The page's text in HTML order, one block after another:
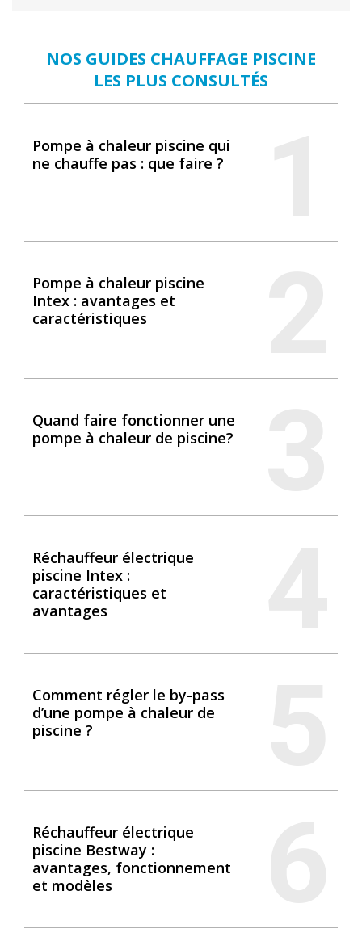
NOS GUIDES CHAUFFAGE PISCINE
LES PLUS CONSULTÉS
Pompe à chaleur piscine qui
ne chauffe pas : que faire ?
Pompe à chaleur piscine
Intex : avantages et
caractéristiques
Quand faire fonctionner une
pompe à chaleur de piscine?
Réchauffeur électrique
piscine Intex :
caractéristiques et
avantages
Comment régler le by-pass
d’une pompe à chaleur de
piscine ?
Réchauffeur électrique
piscine Bestway :
avantages, fonctionnement
et modèles